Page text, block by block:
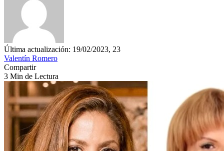
Última actualización: 19/02/2023, 23
Valentín Romero
Compartir
3 Min de Lectura